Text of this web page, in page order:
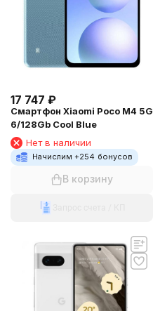
17 747 ₽
Смартфон Xiaomi Poco M4 5G
6/128Gb Cool Blue
Нет в наличии
Начислим +254 бонусов
В корзину